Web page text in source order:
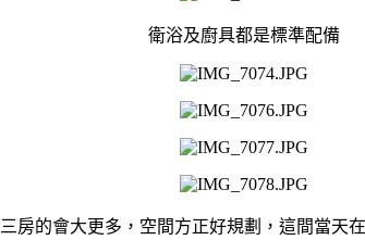
衛浴及廚具都是標準配備
三房的會大更多，空間方正好規劃，這間當天